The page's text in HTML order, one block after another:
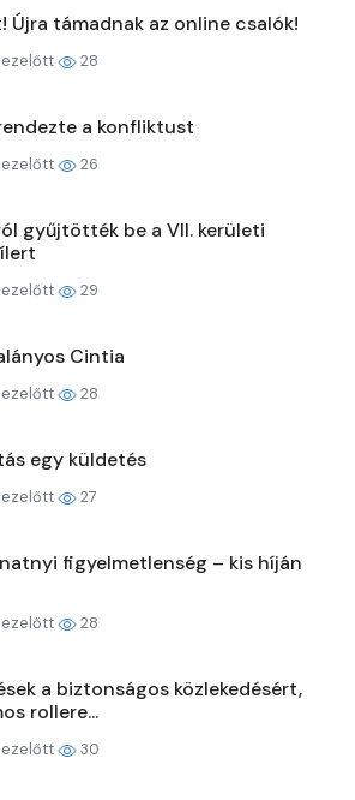
Újra támadnak az online csalók!
ezelőtt 28
a konfliktust
ezelőtt 26
gyűjtötték be a VII. kerületi
ezelőtt 29
Cintia
ezelőtt 28
egy küldetés
ezelőtt 27
figyelmetlenség – kis híján
ezelőtt 28
a biztonságos közlekedésért,
rollere...
ezelőtt 30